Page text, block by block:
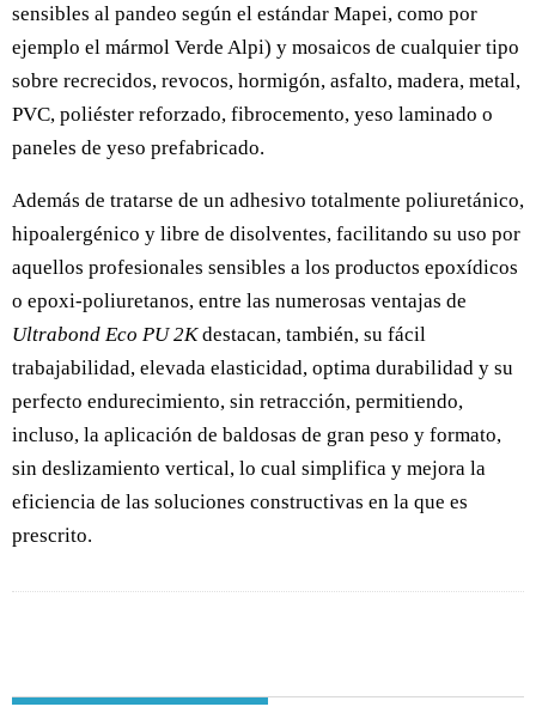
sensibles al pandeo según el estándar Mapei, como por
ejemplo el mármol Verde Alpi) y mosaicos de cualquier tipo
sobre recrecidos, revocos, hormigón, asfalto, madera, metal,
PVC, poliéster reforzado, fibrocemento, yeso laminado o
paneles de yeso prefabricado.
Además de tratarse de un adhesivo totalmente poliuretánico,
hipoalergénico y libre de disolventes, facilitando su uso por
aquellos profesionales sensibles a los productos epoxídicos
o epoxi-poliuretanos, entre las numerosas ventajas de
Ultrabond Eco PU 2Kdestacan, también, su fácil
trabajabilidad, elevada elasticidad, optima durabilidad y su
perfecto endurecimiento, sin retracción, permitiendo,
incluso, la aplicación de baldosas de gran peso y formato,
sin deslizamiento vertical, lo cual simplifica y mejora la
eficiencia de las soluciones constructivas en la que es
prescrito.